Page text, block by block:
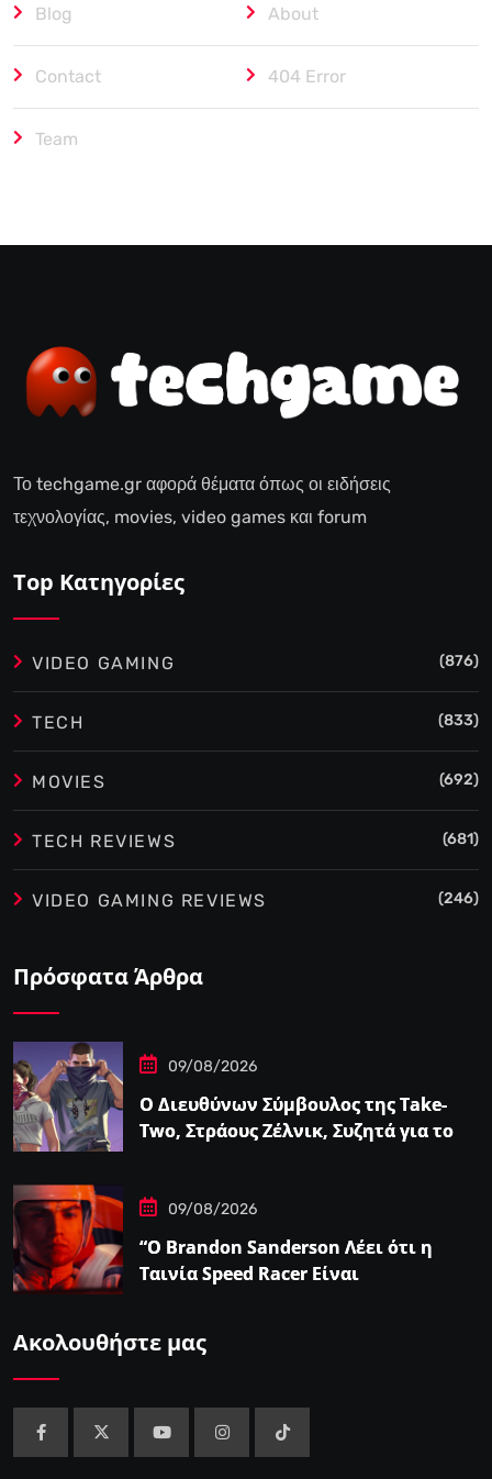
Blog About
Contact 404 Error
Team
Το techgame.gr αφορά θέματα όπως οι ειδήσεις
τεχνολογίας, movies, video games και forum
Top Κατηγορίες
VIDEO GAMING (876)
TECH (833)
MOVIES (692)
TECH REVIEWS (681)
VIDEO GAMING REVIEWS (246)
Πρόσφατα Άρθρα
09/08/2026
Ο Διευθύνων Σύμβουλος της Take-
Two, Στράους Ζέλνικ, Συζητά για το
09/08/2026
“Ο Brandon Sanderson Λέει ότι η
Ταινία Speed Racer Είναι
Ακολουθήστε μας